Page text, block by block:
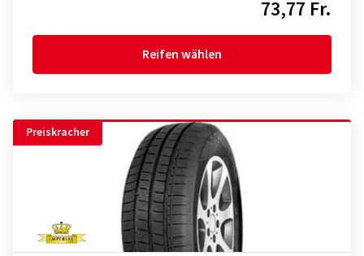
73,77 Fr.
Reifen wählen
Preiskracher